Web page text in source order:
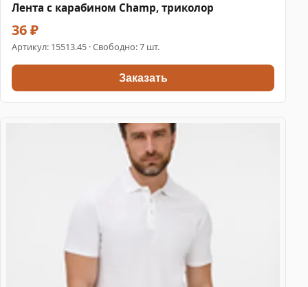
Лента с карабином Champ, триколор
36 ₽
Артикул: 15513.45 · Свободно: 7 шт.
Заказать